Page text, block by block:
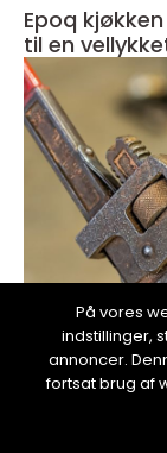
Epoq
til en
På vores
indstillinger,
annoncer.
fortsat brug af